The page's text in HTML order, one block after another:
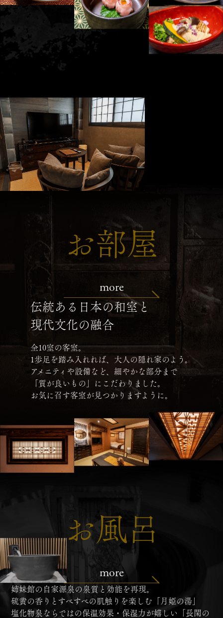
お部屋
more
伝統ある日本の和室と
現代文化の融合
全10室の客室。
1歩足を踏み入れれば、大人の隠れ家のよう。
アメニティや設備など、細やかな部分まで
「質が良いもの」にこだわりました。
お気に召す客室が見つかりますように。
お風呂
more
姉妹館の自家源泉の泉質と効能を再現。
硫黄の香りとすべすべの肌触りを楽しむ「月姫の湯」
塩化物泉ならではの保温効果・保湿力が嬉しい「長閑の